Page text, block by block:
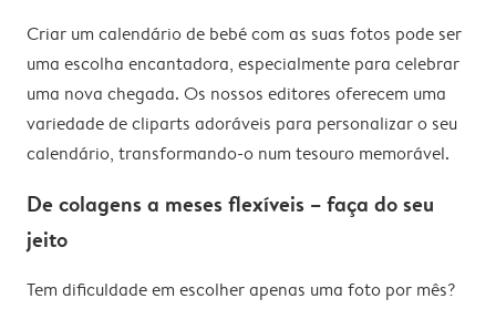
Criar um calendário de bebé com as suas fotos pode ser
uma escolha encantadora, especialmente para celebrar
uma nova chegada. Os nossos editores oferecem uma
variedade de cliparts adoráveis para personalizar o seu
calendário, transformando-o num tesouro memorável.
De colagens a meses flexíveis – faça do seu
jeito
Tem dificuldade em escolher apenas uma foto por mês?